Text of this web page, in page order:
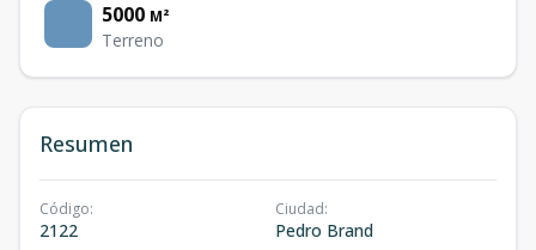
5000 M²
Terreno
Resumen
Código:
2122
Ciudad:
Pedro Brand